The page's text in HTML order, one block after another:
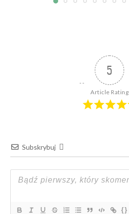
5
Article Rating
Subskrybuj
{}